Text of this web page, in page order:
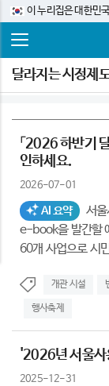
이 누리집은 대한민
달라지는 시정제
「2026 하반기
인하세요.
2026-07-01
AI 요약
서
e-book을 발간할 예정입니다. 규제완화
60개 사업으로 시
개관 시설
행사축제
'2026년 서울사
2025-12-31